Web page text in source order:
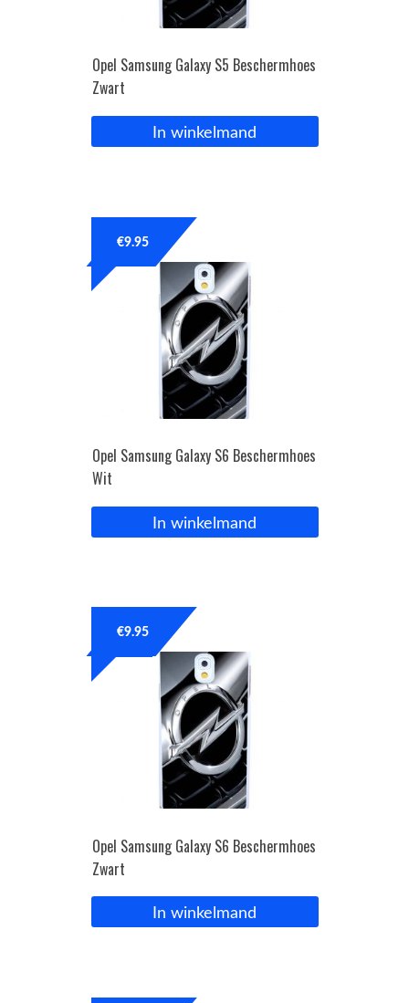
Opel Samsung Galaxy S5 Beschermhoes
Zwart
In winkelmand
Opel Samsung Galaxy S6 Beschermhoes
Wit
€9.95
In winkelmand
Opel Samsung Galaxy S6 Beschermhoes
Zwart
€9.95
In winkelmand